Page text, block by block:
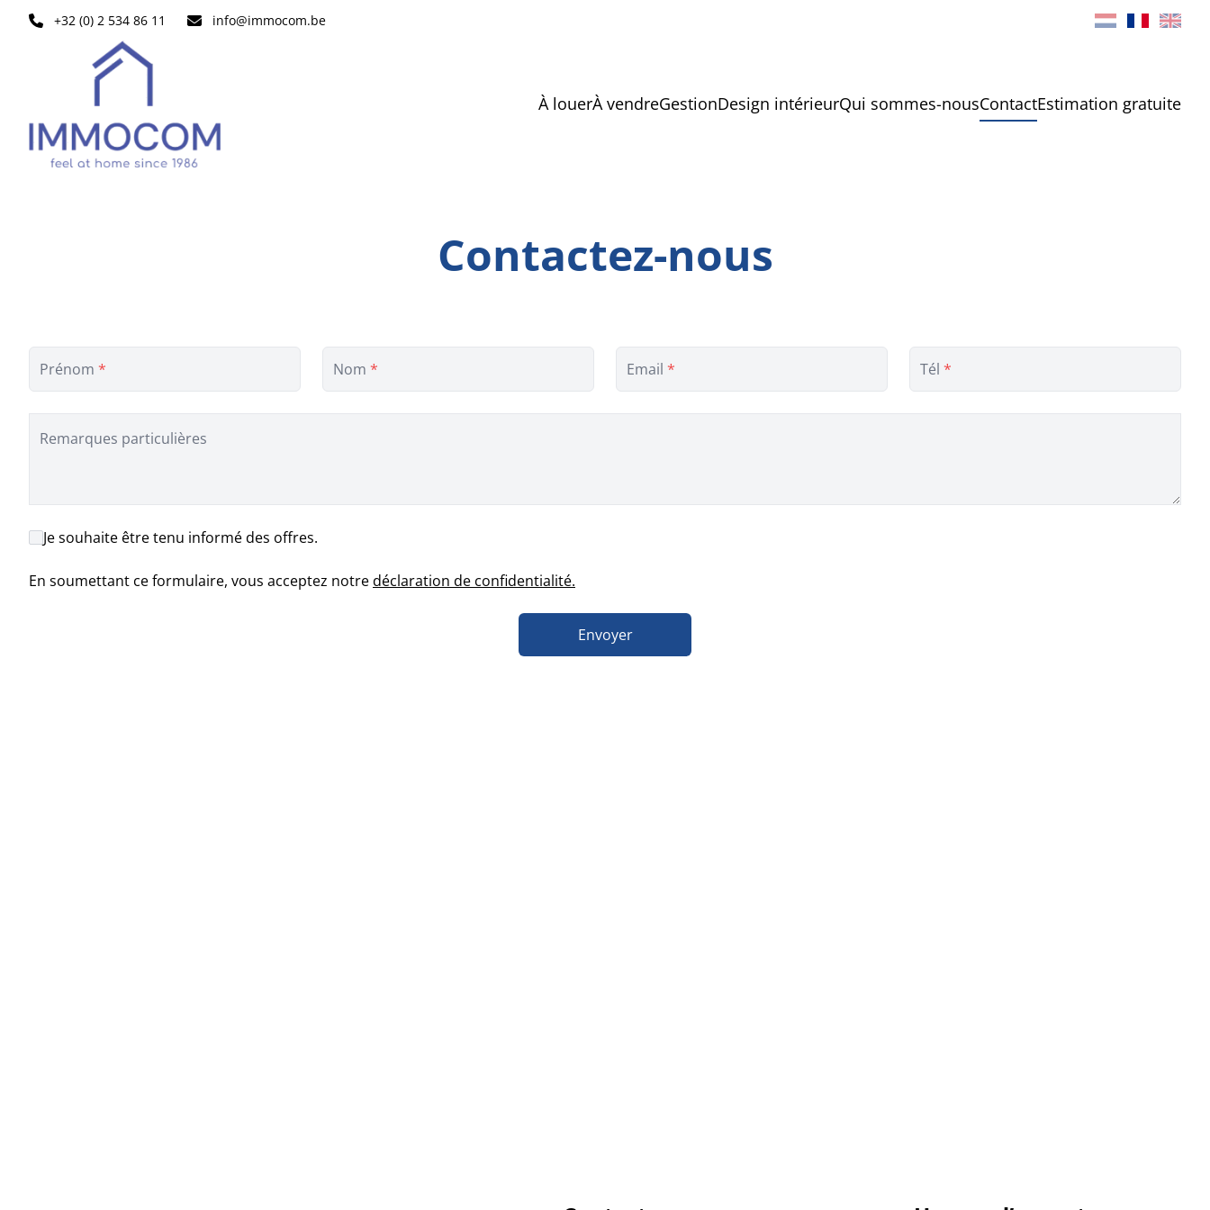
Aller au contenu principal
+32 (0) 2 534 86 11 info@immocom.be
À louerÀ vendreGestionDesign intérieurQui sommes-nousContactEstimation gratuite
Contactez-nous
Prénom * Nom * Email * Tél *
Remarques particulières
Je souhaite être tenu informé des offres.
En soumettant ce formulaire, vous acceptez notredéclaration de confidentialité.
Envoyer